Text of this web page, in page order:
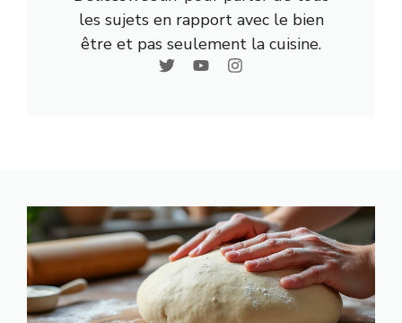
les sujets en rapport avec le bien
être et pas seulement la cuisine.